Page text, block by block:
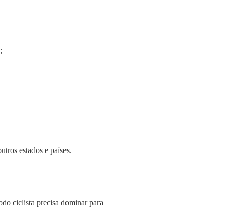
estados e países.
ciclista precisa dominar para